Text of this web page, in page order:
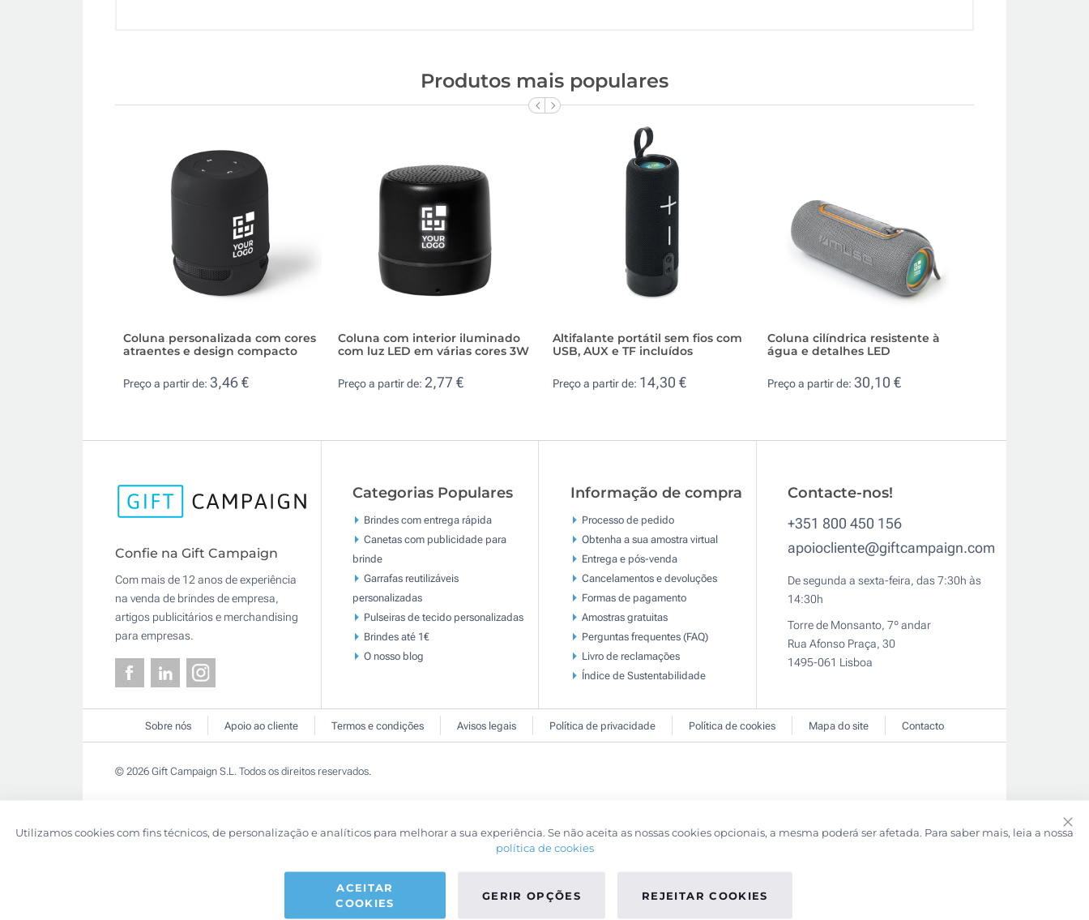
Produtos mais populares
Coluna personalizada com cores
atraentes e design compacto
Preço a partir de: 3,46 €
Coluna com interior iluminado
com luz LED em várias cores 3W
Preço a partir de: 2,77 €
Altifalante portátil sem fios com
USB, AUX e TF incluídos
Preço a partir de: 14,30 €
Coluna cilíndrica resistente à
água e detalhes LED
Preço a partir de: 30,10 €
Confie na Gift Campaign
Com mais de 12 anos de experiência
na venda de brindes de empresa,
artigos publicitários e merchandising
para empresas.
Categorias Populares
Brindes com entrega rápida
Canetas com publicidade para
brinde
Garrafas reutilizáveis
personalizadas
Pulseiras de tecido personalizadas
Brindes até 1€
O nosso blog
Informação de compra
Processo de pedido
Obtenha a sua amostra virtual
Entrega e pós-venda
Cancelamentos e devoluções
Formas de pagamento
Amostras gratuitas
Perguntas frequentes (FAQ)
Livro de reclamaçōes
Índice de Sustentabilidade
Contacte-nos!
+351 800 450 156
apoiocliente@giftcampaign.com
De segunda a sexta-feira, das 7:30h às
14:30h
Torre de Monsanto, 7º andar
Rua Afonso Praça, 30
1495-061 Lisboa
Sobre nós Apoio ao cliente Termos e condições Avisos legais Política de privacidade Política de cookies Mapa do site Contacto
© 2026 Gift Campaign S.L. Todos os direitos reservados.
Utilizamos cookies com fins técnicos, de personalização e analíticos para melhorar a sua experiência. Se não aceita as nossas cookies opcionais, a mesma poderá ser afetada. Para saber mais, leia a nossa
política de cookies
ACEITAR
COOKIES
GERIR OPÇÕES REJEITAR COOKIES